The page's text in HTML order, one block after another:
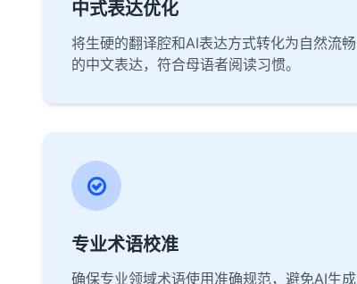
中式表达优化
将生硬的翻译腔和AI表达方式转化为自然流畅
的中文表达，符合母语者阅读习惯。
专业术语校准
确保专业领域术语使用准确规范，避免AI生成